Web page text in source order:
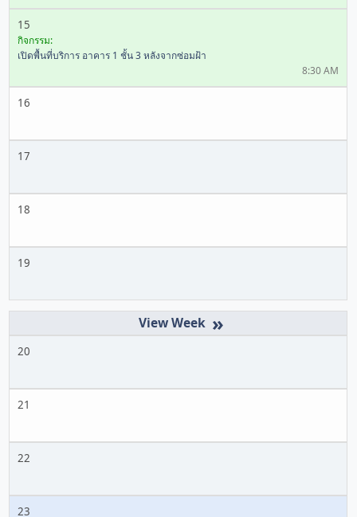
15
กิจกรรม:
เปิดพื้นที่บริการ อาคาร 1 ชั้น 3 หลังจากซ่อมฝ้า
8:30 AM
16
17
18
19
»
20
21
22
23